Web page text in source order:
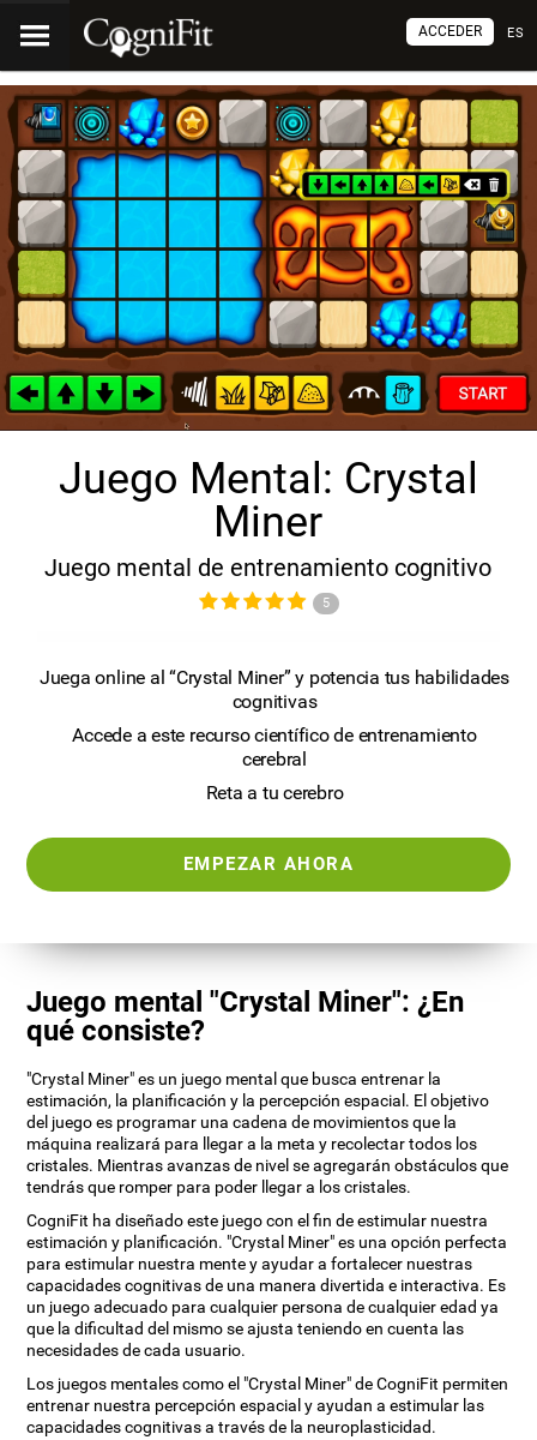
ES
ACCEDER
Juego Mental: Crystal
Miner
Juego mental de entrenamiento cognitivo
5
Juega online al “Crystal Miner” y potencia tus habilidades
cognitivas
Accede a este recurso científico de entrenamiento
cerebral
Reta a tu cerebro
EMPEZAR AHORA
Juego mental "Crystal Miner": ¿En
qué consiste?
"Crystal Miner" es un juego mental que busca entrenar la
estimación, la planificación y la percepción espacial. El objetivo
del juego es programar una cadena de movimientos que la
máquina realizará para llegar a la meta y recolectar todos los
cristales. Mientras avanzas de nivel se agregarán obstáculos que
tendrás que romper para poder llegar a los cristales.
CogniFit ha diseñado este juego con el fin de estimular nuestra
estimación y planificación. "Crystal Miner" es una opción perfecta
para estimular nuestra mente y ayudar a fortalecer nuestras
capacidades cognitivas de una manera divertida e interactiva. Es
un juego adecuado para cualquier persona de cualquier edad ya
que la dificultad del mismo se ajusta teniendo en cuenta las
necesidades de cada usuario.
Los juegos mentales como el "Crystal Miner" de CogniFit permiten
entrenar nuestra percepción espacial y ayudan a estimular las
capacidades cognitivas a través de la neuroplasticidad.